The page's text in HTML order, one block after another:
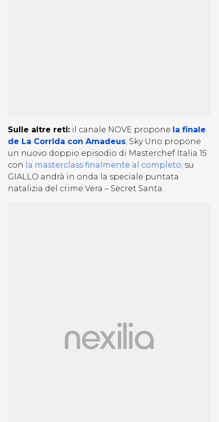
Sulle altre reti: il canale NOVE propone la finale
de La Corrida con Amadeus; Sky Uno propone
un nuovo doppio episodio di Masterchef Italia 15
con
la masterclass finalmente al completo; su
GIALLO andrà in onda la speciale puntata
natalizia del crime Vera – Secret Santa.